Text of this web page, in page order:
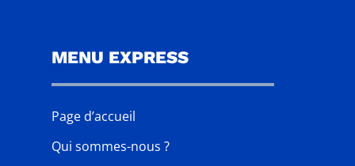
MENU EXPRESS
Page d’accueil
Qui sommes-nous ?